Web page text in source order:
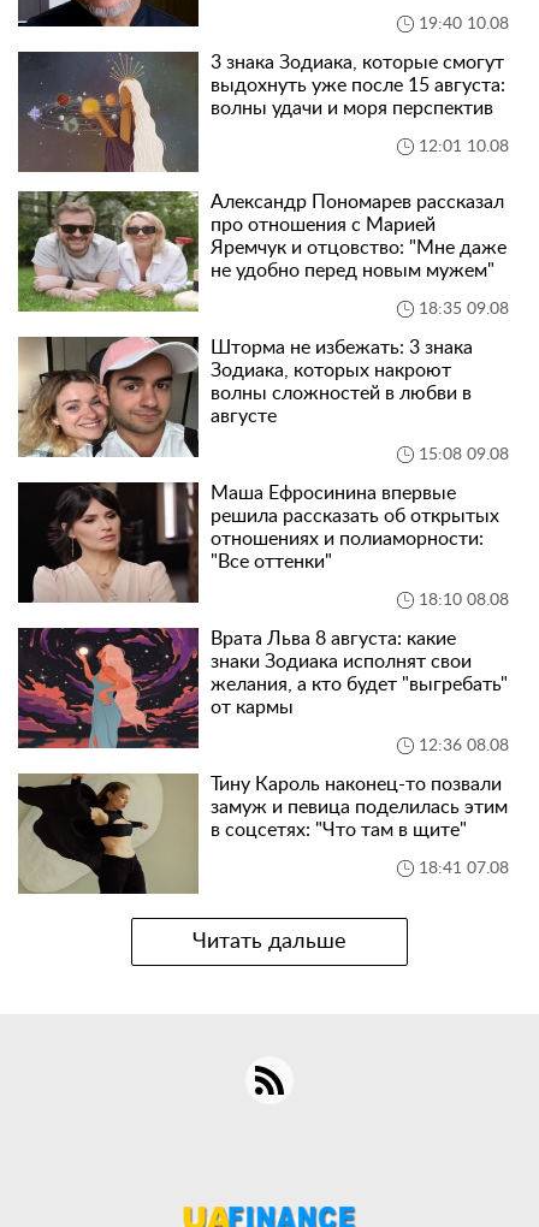
19:40 10.08
3 знака Зодиака, которые смогут
выдохнуть уже после 15 августа:
волны удачи и моря перспектив
12:01 10.08
Александр Пономарев рассказал
про отношения с Марией
Яремчук и отцовство: "Мне даже
не удобно перед новым мужем"
18:35 09.08
Шторма не избежать: 3 знака
Зодиака, которых накроют
волны сложностей в любви в
августе
15:08 09.08
Маша Ефросинина впервые
решила рассказать об открытых
отношениях и полиаморности:
"Все оттенки"
18:10 08.08
Врата Льва 8 августа: какие
знаки Зодиака исполнят свои
желания, а кто будет "выгребать"
от кармы
12:36 08.08
Тину Кароль наконец-то позвали
замуж и певица поделилась этим
в соцсетях: "Что там в щите"
18:41 07.08
Читать дальше